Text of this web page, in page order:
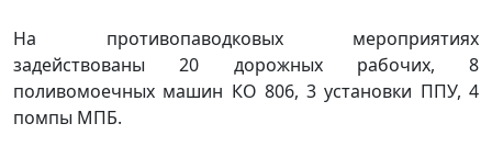
На противопаводковых мероприятиях
задействованы 20 дорожных рабочих, 8
поливомоечных машин КО 806, 3 установки ППУ, 4
помпы МПБ.